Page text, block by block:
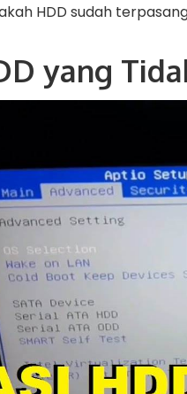
HDD sudah
yang